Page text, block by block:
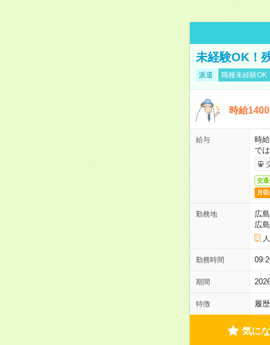
未経験OK！
派遣 職種未経験OK
時給
給与
時
で
交通
月収
勤務地
広
広
勤務時間
期間
特徴 履
気に